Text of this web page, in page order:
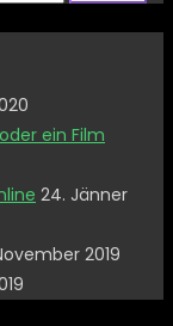
ein Film
24. Jänner
2019